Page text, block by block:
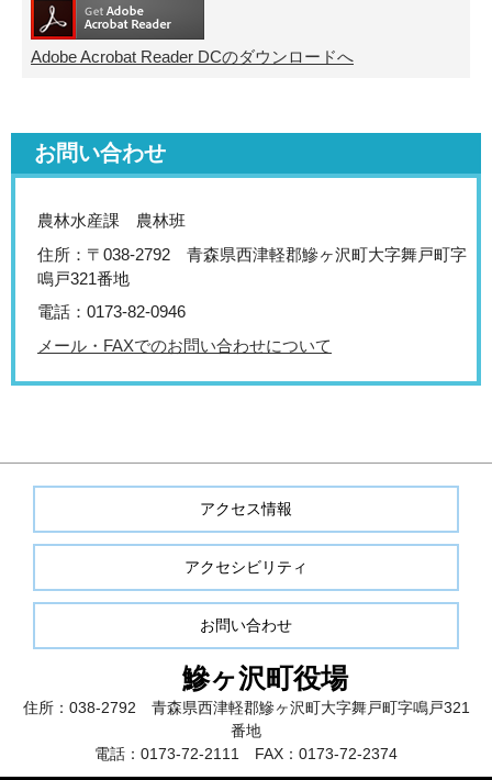
Adobe Acrobat Reader DCのダウンロードへ
お問い合わせ
農林水産課 農林班
住所：〒038-2792 青森県西津軽郡鰺ヶ沢町大字舞戸町字
鳴戸321番地
電話：0173-82-0946
メール・FAXでのお問い合わせについて
アクセス情報
アクセシビリティ
お問い合わせ
鰺ヶ沢町役場
住所：038-2792 青森県西津軽郡鰺ヶ沢町大字舞戸町字鳴戸321
番地
電話：0173-72-2111 FAX：0173-72-2374